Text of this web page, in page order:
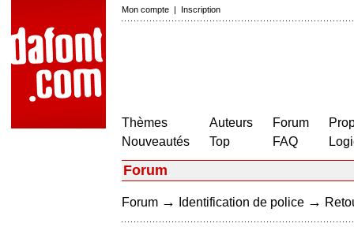
Mon compte | Inscription
Thèmes
Nouveautés
Auteurs
Top
Forum
FAQ
Forum
Forum → Identification de police →